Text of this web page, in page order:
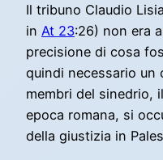
Il tribuno Claudio
in At 23:26) non era
precisione di cosa
quindi necessario un
membri del sinedrio,
epoca romana, si
della giustizia in